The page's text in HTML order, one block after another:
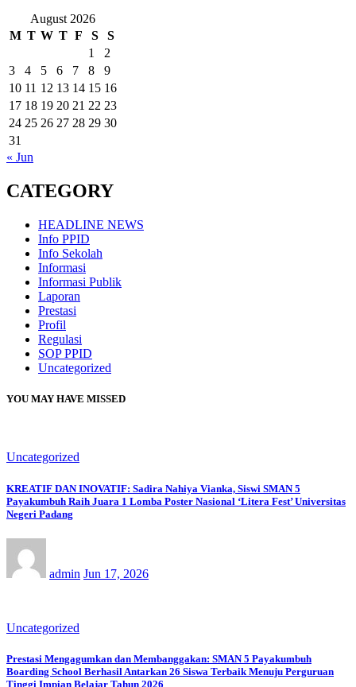
August 2026
M T W T F S
S
1
2
3
4 5 6 7 8
9
10 11 12 13 14 15 16
17 18 19 20 21 22 23
24 25 26 27 28 29 30
31
« Jun
CATEGORY
HEADLINE NEWS
Info PPID
Info Sekolah
Informasi
Informasi Publik
Laporan
Prestasi
Profil
Regulasi
SOP PPID
Uncategorized
YOU MAY HAVE MISSED
Uncategorized
KREATIF DAN INOVATIF: Sadira Nahiya Vianka, Siswi SMAN 5
Payakumbuh Raih Juara 1 Lomba Poster Nasional ‘Litera Fest’ Universitas
Negeri Padang
admin Jun 17, 2026
Uncategorized
Prestasi Mengagumkan dan Membanggakan: SMAN 5 Payakumbuh
Boarding School Berhasil Antarkan 26 Siswa Terbaik Menuju Perguruan
Tinggi Impian Belajar Tahun 2026